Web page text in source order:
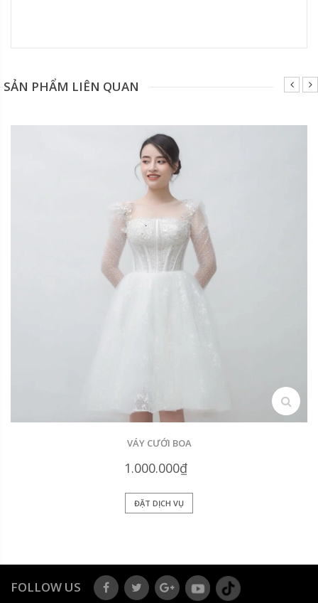
SẢN PHẨM LIÊN QUAN
search
VÁY CƯỚI BOA
1.000.000₫
ĐẶT DỊCH VỤ
FOLLOW US